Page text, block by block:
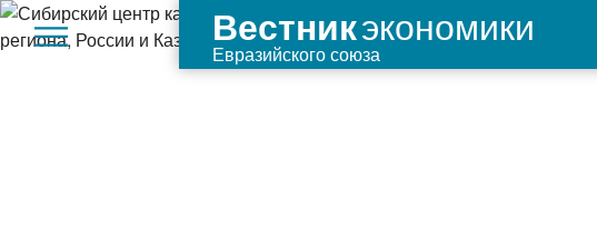
Вестникэкономики
Евразийского союза